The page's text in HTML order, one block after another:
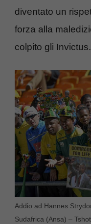
diventato un
forza alla
colpito gli Invictus.
Addio ad Hannes
Sudafrica (Ansa) –